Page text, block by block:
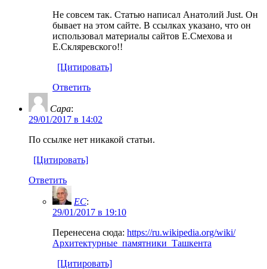
Не совсем так. Статью написал Анатолий Just. Он
бывает на этом сайте. В ссылках указано, что он
использовал материалы сайтов Е.Смехова и
Е.Скляревского!!
[Цитировать]
Ответить
Сара:
29/01/2017 в 14:02
По ссылке нет никакой статьи.
[Цитировать]
Ответить
EC:
29/01/2017 в 19:10
Перенесена сюда: https://ru.wikipedia.org/wiki/
Архитектурные_памятники_Ташкента
[Цитировать]